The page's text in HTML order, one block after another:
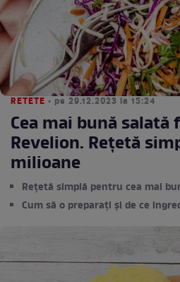
RETETE • pe 29.12.2023 la 15:24
Cea mai bună salată
Revelion. Rețetă
milioane
Rețetă simplă pentru cea mai
Cum să o preparați și de ce